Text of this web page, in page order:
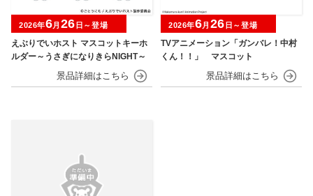
えぶりでいホスト マスコットキーホ
ルダー～うさぎになりきらNIGHT～
2026年6月 26 日～登場
TVアニメーション「ガンバレ！中村
くん！！」 マスコット
2026年6月 26 日～登場